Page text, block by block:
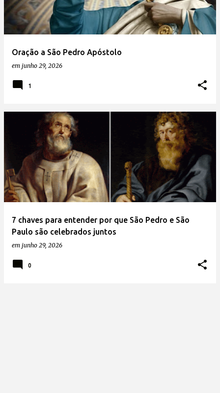
Oração a São Pedro Apóstolo
em junho 29, 2026
1
7 chaves para entender por que São Pedro e São
Paulo são celebrados juntos
em junho 29, 2026
0